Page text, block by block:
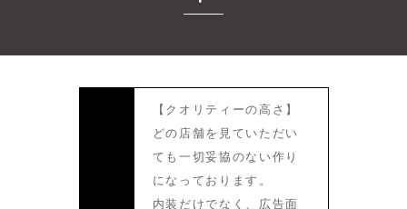
【クオリティーの高さ】
どの店舗を見ていただい
ても一切妥協のない作り
になっております。
内装だけでなく、広告面